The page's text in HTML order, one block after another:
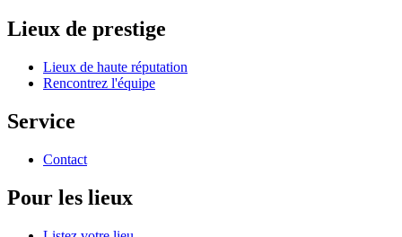
Lieux de prestige
Lieux de haute réputation
Rencontrez l'équipe
Service
Contact
Pour les lieux